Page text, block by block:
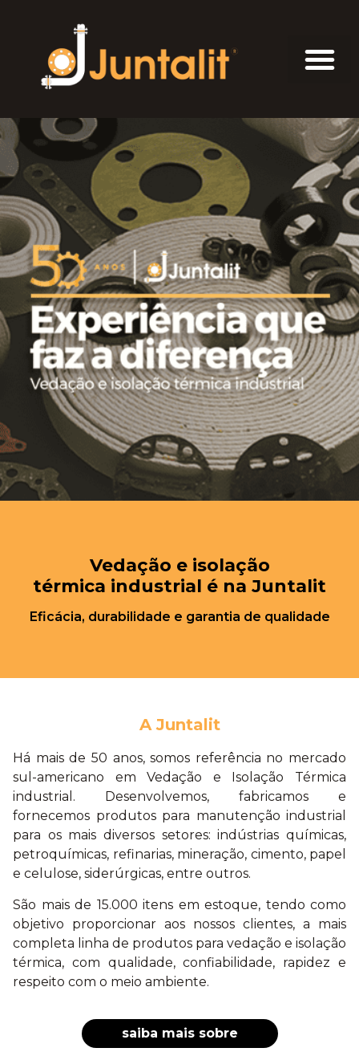
Vedação e isolação
térmica industrial é na Juntalit
Eficácia, durabilidade e garantia de qualidade
A Juntalit
Há mais de 50 anos, somos referência no mercado
sul-americano em Vedação e Isolação Térmica
industrial. Desenvolvemos, fabricamos e
fornecemos produtos para manutenção industrial
para os mais diversos setores: indústrias químicas,
petroquímicas, refinarias, mineração, cimento, papel
e celulose, siderúrgicas, entre outros.
São mais de 15.000 itens em estoque, tendo como
objetivo proporcionar aos nossos clientes, a mais
completa linha de produtos para vedação e isolação
térmica, com qualidade, confiabilidade, rapidez e
respeito com o meio ambiente.
saiba mais sobre